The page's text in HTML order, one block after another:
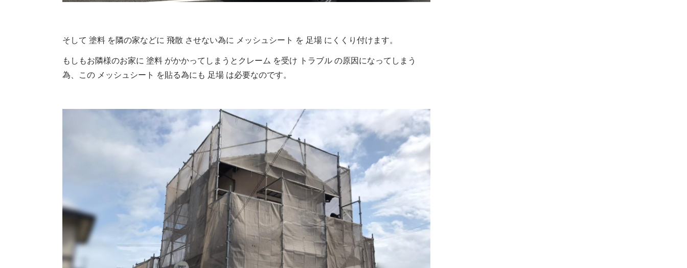
そして 塗料 を隣の家などに 飛散 させない為に メッシュシート を 足場 にくくり付けます。
もしもお隣様のお家に 塗料 がかかってしまうとクレーム を受け トラブル の原因になってしまう
為、この メッシュシート を貼る為にも 足場 は必要なのです。